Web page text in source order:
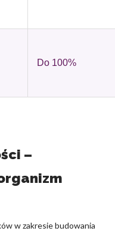
Do 100%
–
w zakresie budowania